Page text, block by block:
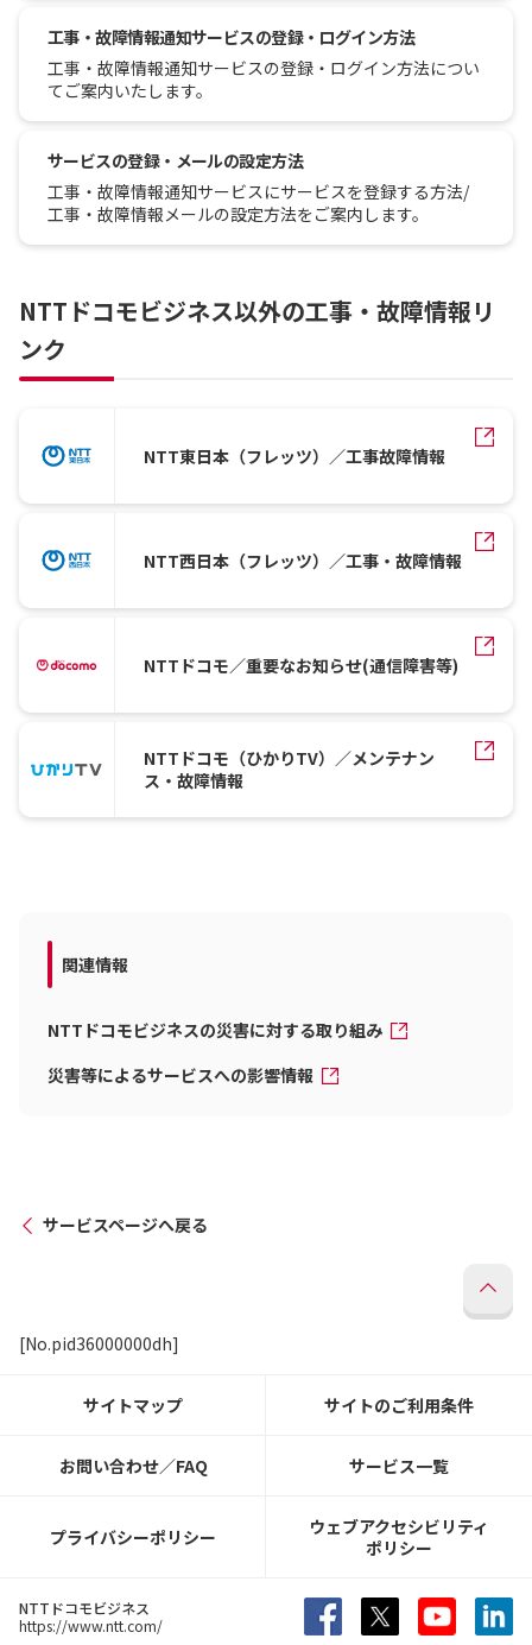
工事・故障情報通知サービスの登録・ログイン方法
工事・故障情報通知サービスの登録・ログイン方法につい
てご案内いたします。
サービスの登録・メールの設定方法
工事・故障情報通知サービスにサービスを登録する方法/
工事・故障情報メールの設定方法をご案内します。
NTTドコモビジネス以外の工事・故障情報リ
ンク
NTT東日本（フレッツ）／工事故障情報
NTT西日本（フレッツ）／工事・故障情報
NTTドコモ／重要なお知らせ(通信障害等)
NTTドコモ（ひかりTV）／メンテナン
ス・故障情報
関連情報
NTTドコモビジネスの災害に対する取り組み
災害等によるサービスへの影響情報
サービスページへ戻る
[No.pid36000000dh]
サイトマップ サイトのご利用条件
お問い合わせ／FAQ サービス一覧
プライバシーポリシー
ウェブアクセシビリティ
ポリシー
NTTドコモビジネス
https://www.ntt.com/